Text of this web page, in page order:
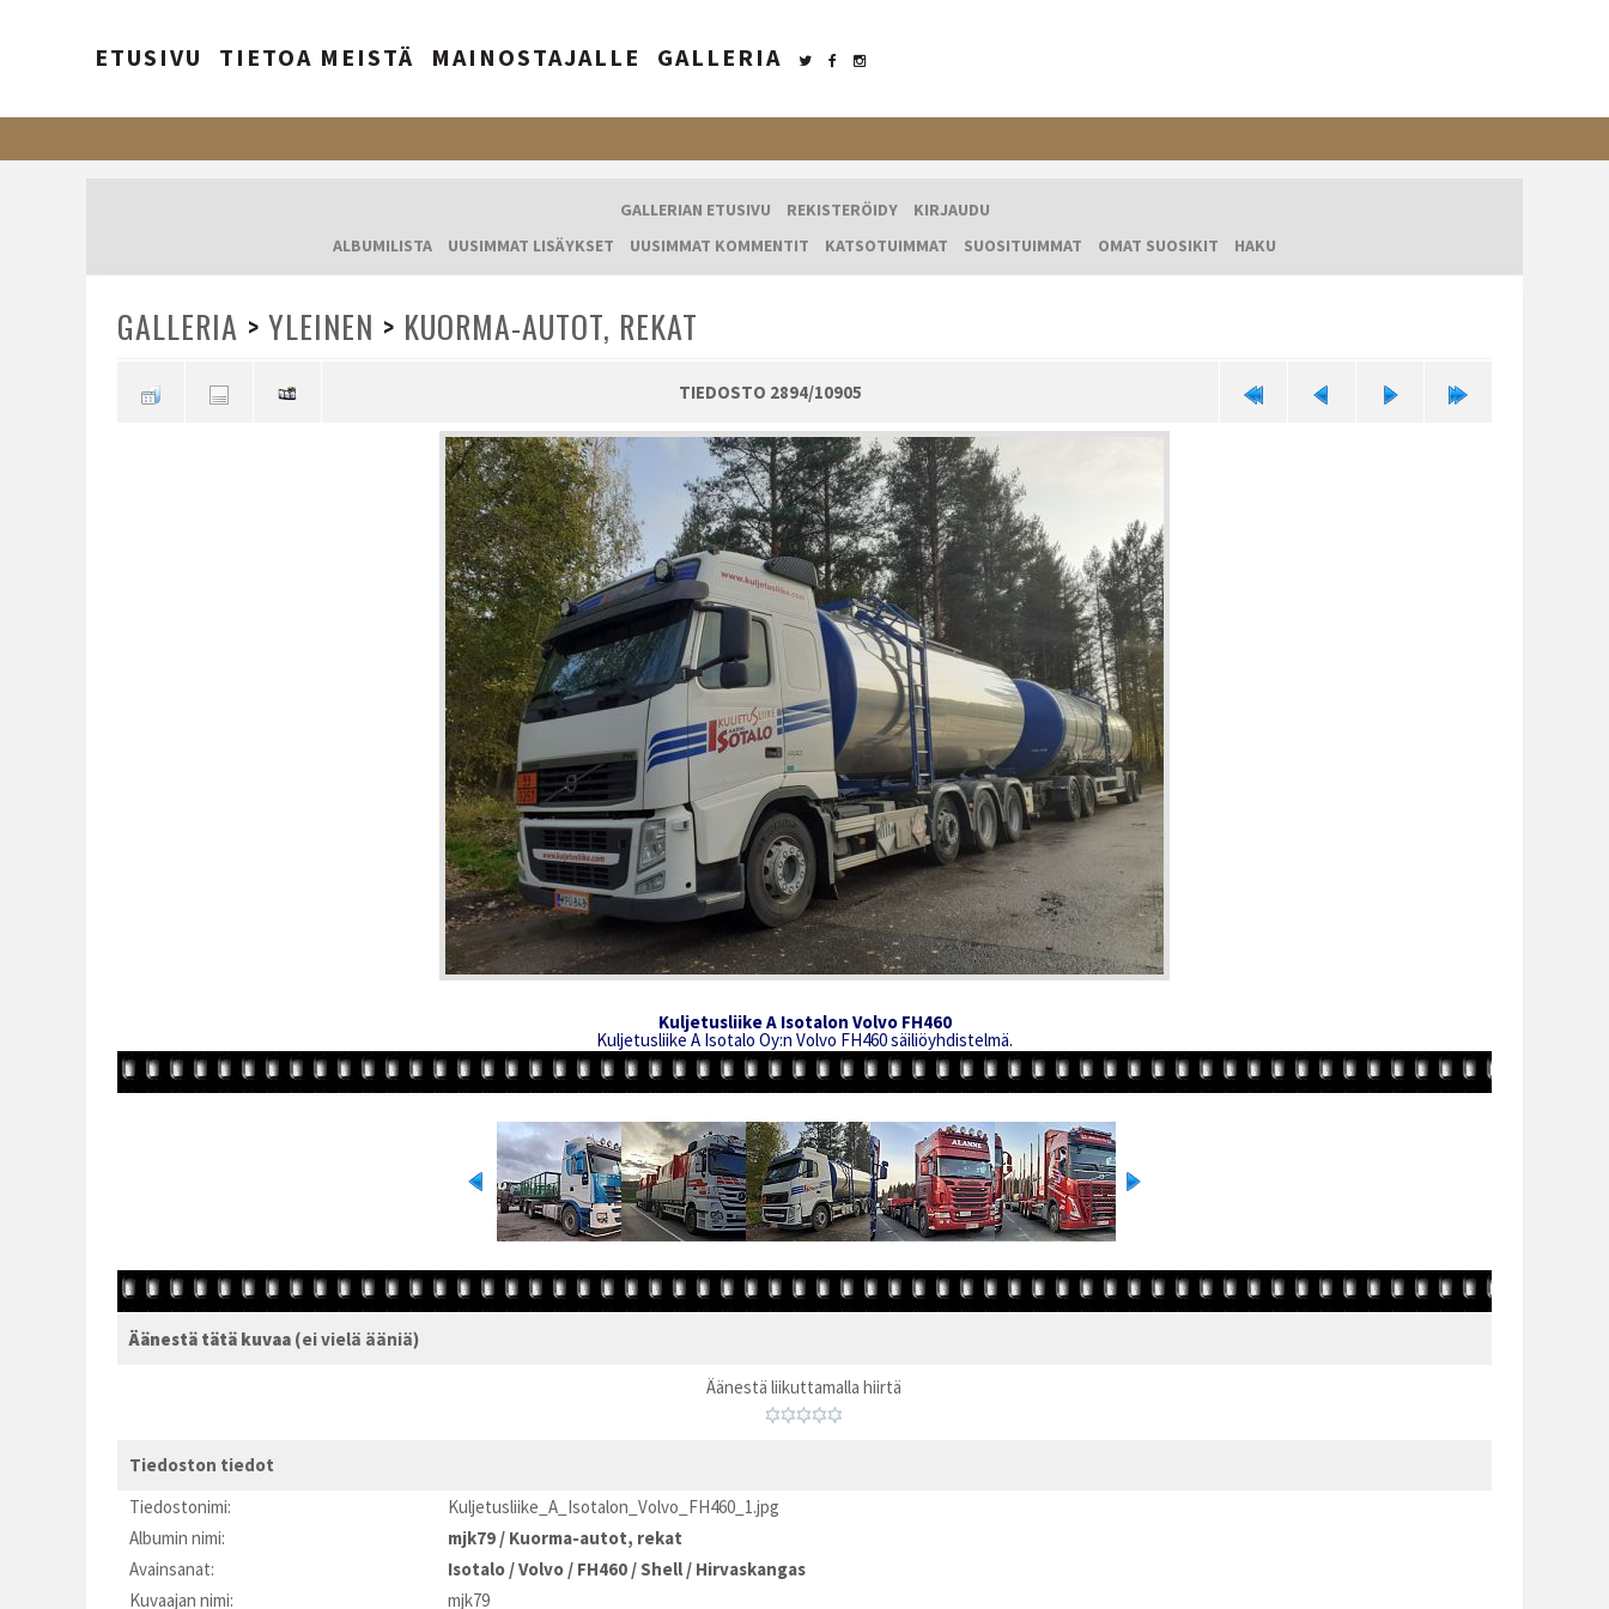
ETUSIVU TIETOA MEISTÄ MAINOSTAJALLE GALLERIA
GALLERIAN ETUSIVU REKISTERÖIDY
KIRJAUDU
ALBUMILISTA
UUSIMMAT LISÄYKSET UUSIMMAT KOMMENTIT KATSOTUIMMAT SUOSITUIMMAT OMAT SUOSIKIT HAKU
GALLERIA > YLEINEN > KUORMA-AUTOT, REKAT
TIEDOSTO 2894/10905
Kuljetusliike A Isotalon Volvo FH460
Kuljetusliike A Isotalo Oy:n Volvo FH460 säiliöyhdistelmä.
Äänestä tätä kuvaa (ei vielä ääniä)
Äänestä liikuttamalla hiirtä
Tiedoston tiedot
Tiedostonimi:
Kuljetusliike_A_Isotalon_Volvo_FH460_1.jpg
Albumin nimi:
mjk79 / Kuorma-autot, rekat
Avainsanat:
Isotalo /Volvo / FH460 /Shell / Hirvaskangas
Kuvaajan nimi:
mjk79